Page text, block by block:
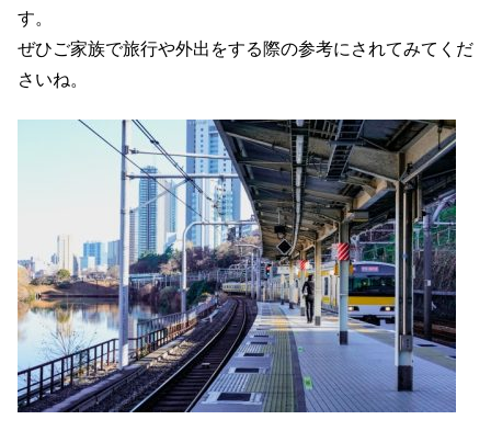
す。
ぜひご家族で旅行や外出をする際の参考にされてみてくだ
さいね。